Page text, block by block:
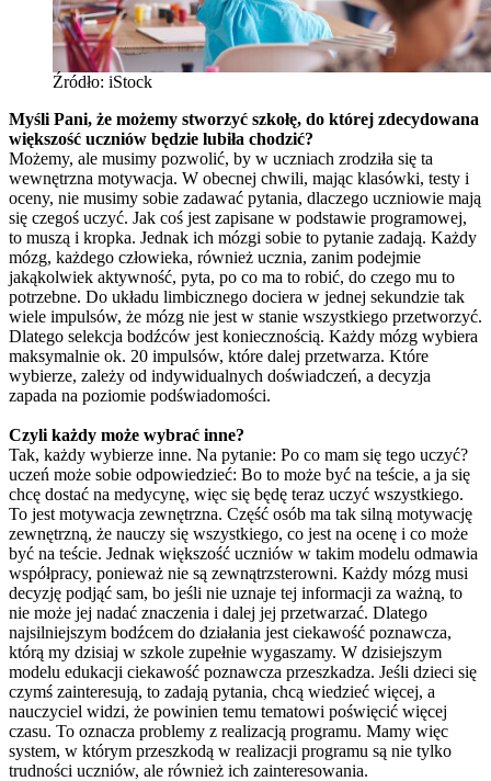
Źródło: iStock
Myśli Pani, że możemy stworzyć szkołę, do której zdecydowana
większość uczniów będzie lubiła chodzić?
Możemy, ale musimy pozwolić, by w uczniach zrodziła się ta
wewnętrzna motywacja. W obecnej chwili, mając klasówki, testy i
oceny, nie musimy sobie zadawać pytania, dlaczego uczniowie mają
się czegoś uczyć. Jak coś jest zapisane w podstawie programowej,
to muszą i kropka. Jednak ich mózgi sobie to pytanie zadają. Każdy
mózg, każdego człowieka, również ucznia, zanim podejmie
jakąkolwiek aktywność, pyta, po co ma to robić, do czego mu to
potrzebne. Do układu limbicznego dociera w jednej sekundzie tak
wiele impulsów, że mózg nie jest w stanie wszystkiego przetworzyć.
Dlatego selekcja bodźców jest koniecznością. Każdy mózg wybiera
maksymalnie ok. 20 impulsów, które dalej przetwarza. Które
wybierze, zależy od indywidualnych doświadczeń, a decyzja
zapada na poziomie podświadomości.
Czyli każdy może wybrać inne?
Tak, każdy wybierze inne. Na pytanie: Po co mam się tego uczyć?
uczeń może sobie odpowiedzieć: Bo to może być na teście, a ja się
chcę dostać na medycynę, więc się będę teraz uczyć wszystkiego.
To jest motywacja zewnętrzna. Część osób ma tak silną motywację
zewnętrzną, że nauczy się wszystkiego, co jest na ocenę i co może
być na teście. Jednak większość uczniów w takim modelu odmawia
współpracy, ponieważ nie są zewnątrzsterowni. Każdy mózg musi
decyzję podjąć sam, bo jeśli nie uznaje tej informacji za ważną, to
nie może jej nadać znaczenia i dalej jej przetwarzać. Dlatego
najsilniejszym bodźcem do działania jest ciekawość poznawcza,
którą my dzisiaj w szkole zupełnie wygaszamy. W dzisiejszym
modelu edukacji ciekawość poznawcza przeszkadza. Jeśli dzieci się
czymś zainteresują, to zadają pytania, chcą wiedzieć więcej, a
nauczyciel widzi, że powinien temu tematowi poświęcić więcej
czasu. To oznacza problemy z realizacją programu. Mamy więc
system, w którym przeszkodą w realizacji programu są nie tylko
trudności uczniów, ale również ich zainteresowania.